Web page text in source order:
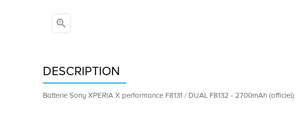

DESCRIPTION
Batterie Sony XPERIA X performance F8131 / DUAL F8132 - 2700mAh (officiel)